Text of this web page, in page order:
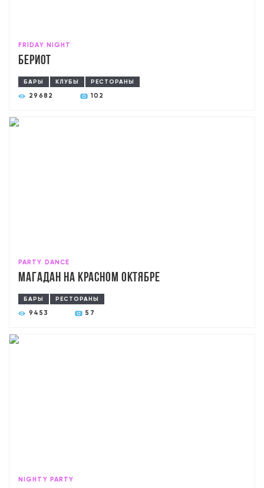
FRIDAY NIGHT
Бериот
БАРЫ КЛУБЫ РЕСТОРАНЫ
29682 102
PARTY DANCE
Магадан на Красном Октябре
БАРЫ РЕСТОРАНЫ
9453 57
NIGHTY PARTY